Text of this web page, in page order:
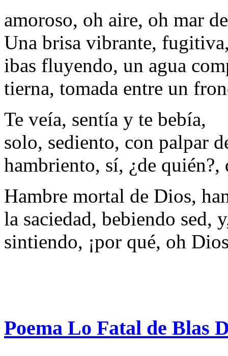
amoroso, oh aire, oh mar
Una brisa vibrante,
ibas fluyendo, un agua
tierna, tomada entre un
Te veía, sentía y te bebía,
solo, sediento, con palpar
hambriento, sí, ¿de quién?,
Hambre mortal de Dios,
la saciedad, bebiendo sed,
sintiendo, ¡por qué, oh
Poema Lo Fatal de Blas